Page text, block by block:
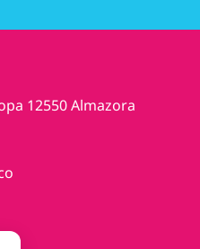
12550 Almazora